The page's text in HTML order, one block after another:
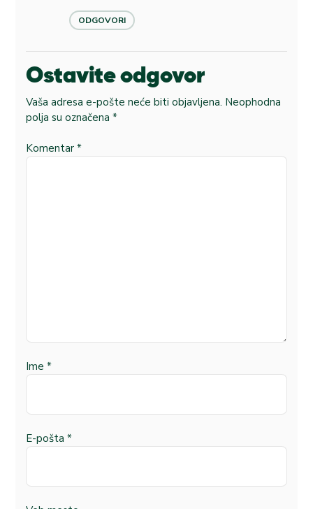
ODGOVORI
Ostavite odgovor
Vaša adresa e-pošte neće biti objavljena. Neophodna
polja su označena *
Komentar *
Ime *
E-pošta *